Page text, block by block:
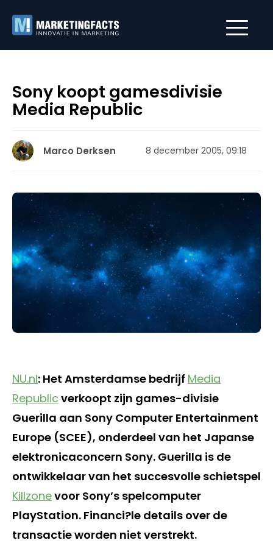
Sony koopt gamesdivisie
Media Republic
Marco Derksen 8 december 2005, 09:18
NU.nl: Het Amsterdamse bedrijf Media
Republic verkoopt zijn games-divisie
Guerilla aan Sony Computer Entertainment
Europe (SCEE), onderdeel van het Japanse
elektronicaconcern Sony. Guerilla is de
ontwikkelaar van het succesvolle schietspel
Killzonevoor Sony’s spelcomputer
PlayStation. Financi?le details over de
transactie worden niet verstrekt.